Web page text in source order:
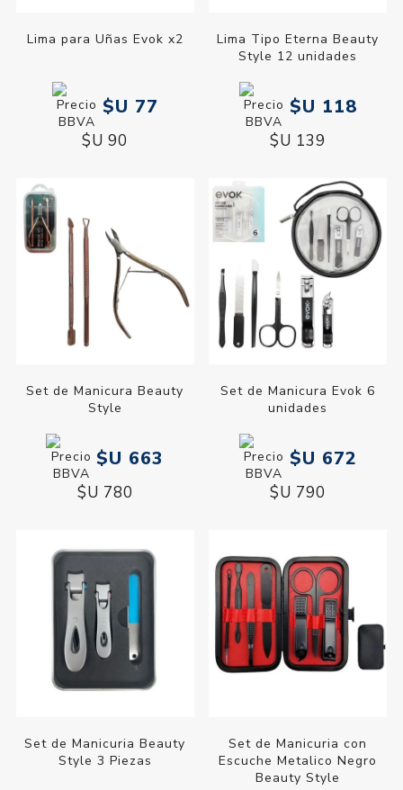
Lima para Uñas Evok x2
$U 77
$U 90
Lima Tipo Eterna Beauty
Style 12 unidades
$U 118
$U 139
Set de Manicura Beauty
Style
$U 663
$U 780
Set de Manicura Evok 6
unidades
$U 672
$U 790
Set de Manicuria Beauty
Style 3 Piezas
Set de Manicuria con
Escuche Metalico Negro
Beauty Style